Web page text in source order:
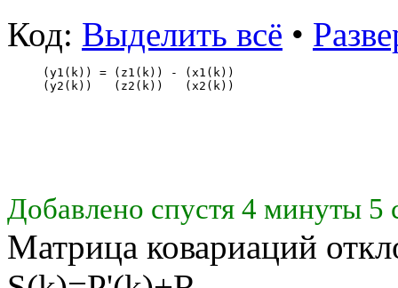
Код: Выделить всё •
(y1(k)) = (z1(k)) - (x1(k))
(y2(k))   (z2(k))   (x2(k))
Добавлено спустя 4 минуты 5
Матрица ковариаций